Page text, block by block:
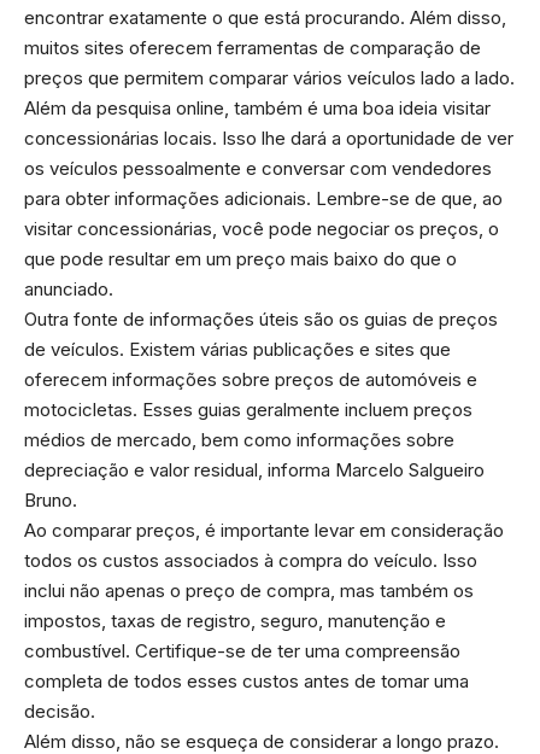
encontrar exatamente o que está procurando. Além disso,
muitos sites oferecem ferramentas de comparação de
preços que permitem comparar vários veículos lado a lado.
Além da pesquisa online, também é uma boa ideia visitar
concessionárias locais. Isso lhe dará a oportunidade de ver
os veículos pessoalmente e conversar com vendedores
para obter informações adicionais. Lembre-se de que, ao
visitar concessionárias, você pode negociar os preços, o
que pode resultar em um preço mais baixo do que o
anunciado.
Outra fonte de informações úteis são os guias de preços
de veículos. Existem várias publicações e sites que
oferecem informações sobre preços de automóveis e
motocicletas. Esses guias geralmente incluem preços
médios de mercado, bem como informações sobre
depreciação e valor residual, informa Marcelo Salgueiro
Bruno.
Ao comparar preços, é importante levar em consideração
todos os custos associados à compra do veículo. Isso
inclui não apenas o preço de compra, mas também os
impostos, taxas de registro, seguro, manutenção e
combustível. Certifique-se de ter uma compreensão
completa de todos esses custos antes de tomar uma
decisão.
Além disso, não se esqueça de considerar a longo prazo.